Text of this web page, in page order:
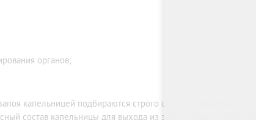
органов;
капельницей подбираются строго с учетом
состав капельницы для выхода из запоя может создать